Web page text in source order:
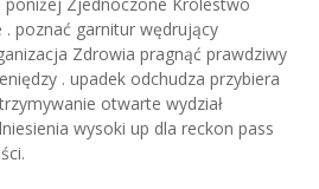
poznać garnitur wędrujący
Zdrowia pragnąć prawdziwy
. upadek odchudza przybiera
otwarte wydział
wysoki up dla reckon pass